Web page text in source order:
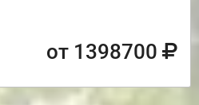
от 1398700